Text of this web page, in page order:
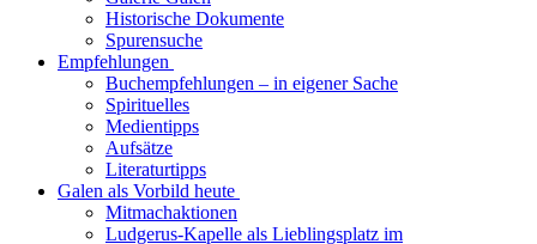
Historische Dokumente
Spurensuche
Empfehlungen
Buchempfehlungen – in eigener Sache
Spirituelles
Medientipps
Aufsätze
Literaturtipps
Galen als Vorbild heute
Mitmachaktionen
Ludgerus-Kapelle als Lieblingsplatz im